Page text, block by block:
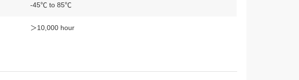
-45℃ to 85℃
＞10,000 hour